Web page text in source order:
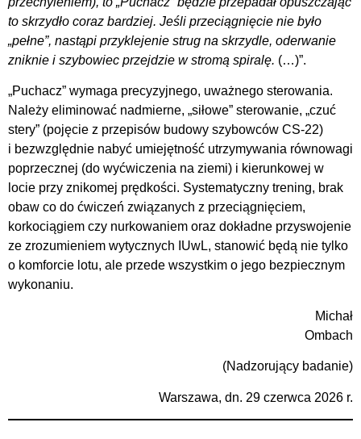
to skrzydło coraz bardziej. Jeśli przeciągnięcie nie było
„pełne”, nastąpi przyklejenie strug na skrzydle, oderwanie
zniknie i szybowiec przejdzie w stromą spiralę. (…)”.
„Puchacz” wymaga precyzyjnego, uważnego sterowania.
Należy eliminować nadmierne, „siłowe” sterowanie, „czuć
stery” (pojęcie z przepisów budowy szybowców CS-22)
i bezwzględnie nabyć umiejętność utrzymywania równowagi
poprzecznej (do wyćwiczenia na ziemi) i kierunkowej w
locie przy znikomej prędkości. Systematyczny trening, brak
obaw co do ćwiczeń związanych z przeciągnięciem,
korkociągiem czy nurkowaniem oraz dokładne przyswojenie
ze zrozumieniem wytycznych IUwL, stanowić będą nie tylko
o komforcie lotu, ale przede wszystkim o jego bezpiecznym
wykonaniu.
Michał
Ombach
(Nadzorujący badanie)
Warszawa, dn. 29 czerwca 2026 r.